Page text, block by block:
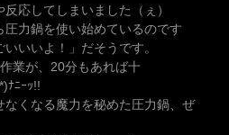
応してしまいました（ぇ）
圧力鍋を使い始めているのです
いいよ！」だそうです。
業が、20分もあれば十
ﾅﾆｰｯ!!
くなる魔力を秘めた圧力鍋、ぜ